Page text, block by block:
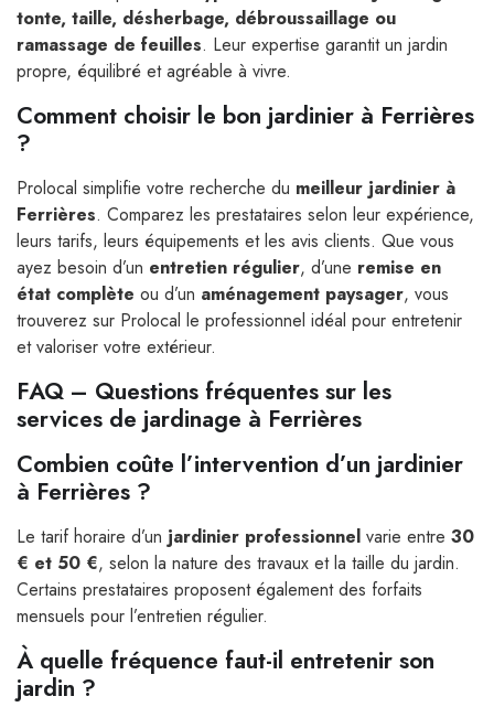
tonte, taille, désherbage, débroussaillage ou
ramassage de feuilles. Leur expertise garantit un jardin
propre, équilibré et agréable à vivre.
Comment choisir le bon jardinier à Ferrières
?
Prolocal simplifie votre recherche du meilleur jardinier à
Ferrières. Comparez les prestataires selon leur expérience,
leurs tarifs, leurs équipements et les avis clients. Que vous
ayez besoin d’un entretien régulier, d’une remise en
état complète ou d’un aménagement paysager, vous
trouverez sur Prolocal le professionnel idéal pour entretenir
et valoriser votre extérieur.
FAQ – Questions fréquentes sur les
services de jardinage à Ferrières
Combien coûte l’intervention d’un jardinier
à Ferrières ?
Le tarif horaire d’un jardinier professionnel varie entre 30
€ et 50 €, selon la nature des travaux et la taille du jardin.
Certains prestataires proposent également des forfaits
mensuels pour l’entretien régulier.
À quelle fréquence faut-il entretenir son
jardin ?